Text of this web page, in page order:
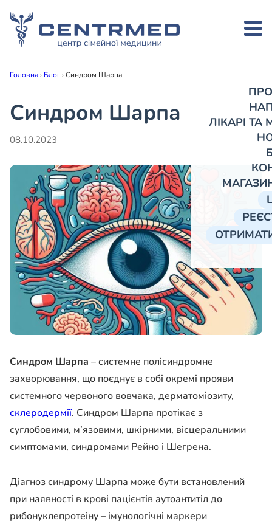
ЛІКАРІ
Головна› Блог›Синдром Шарпа
Синдром Шарпа
08.10.2023
Синдром Шарпа – системне полісиндромне
захворювання, що поєднує в собі окремі прояви
системного червоного вовчака, дерматоміозиту,
склеродермії. Синдром Шарпа протікає з
суглобовими, м’язовими, шкірними, вісцеральними
симптомами, синдромами Рейно і Шегрена.
Діагноз синдрому Шарпа може бути встановлений
при наявності в крові пацієнтів аутоантитіл до
рибонуклепротеіну – імунологічні маркери